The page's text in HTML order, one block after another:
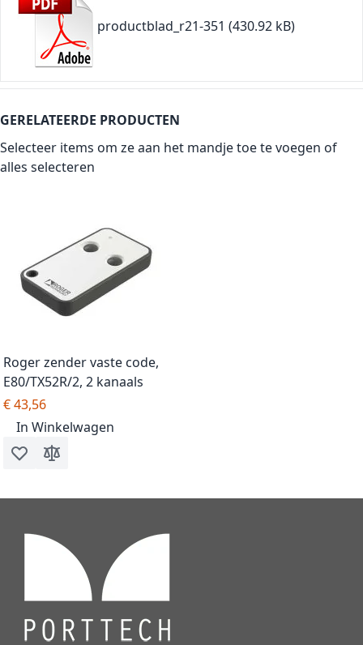
productblad_r21-351 (430.92 kB)
GERELATEERDE PRODUCTEN
Selecteer items om ze aan het mandje toe te voegen of
alles selecteren
Roger zender vaste code,
E80/TX52R/2, 2 kanaals
€ 43,56
In Winkelwagen
Voeg toe aan verlanglijst
Toevoegen om te vergelijken